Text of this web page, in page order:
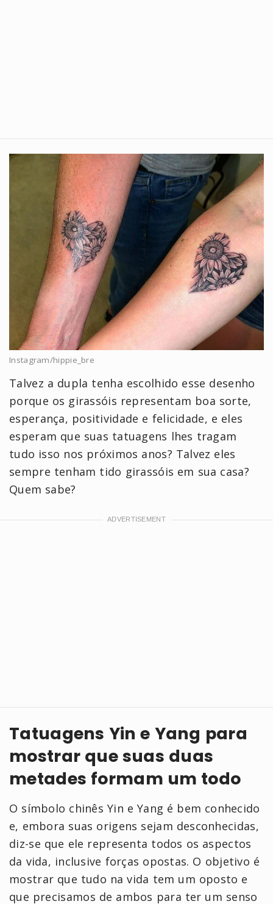
Instagram/hippie_bre
Talvez a dupla tenha escolhido esse desenho
porque os girassóis representam boa sorte,
esperança, positividade e felicidade, e eles
esperam que suas tatuagens lhes tragam
tudo isso nos próximos anos? Talvez eles
sempre tenham tido girassóis em sua casa?
Quem sabe?
Tatuagens Yin e Yang para
mostrar que suas duas
metades formam um todo
O símbolo chinês Yin e Yang é bem conhecido
e, embora suas origens sejam desconhecidas,
diz-se que ele representa todos os aspectos
da vida, inclusive forças opostas. O objetivo é
mostrar que tudo na vida tem um oposto e
que precisamos de ambos para ter um senso